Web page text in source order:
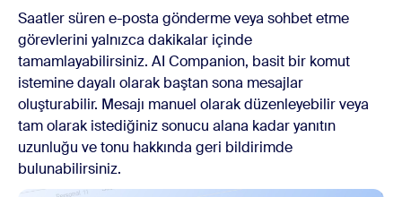
Saatler süren e-posta gönderme veya sohbet etme
görevlerini yalnızca dakikalar içinde
tamamlayabilirsiniz. AI Companion, basit bir komut
istemine dayalı olarak baştan sona mesajlar
oluşturabilir. Mesajı manuel olarak düzenleyebilir veya
tam olarak istediğiniz sonucu alana kadar yanıtın
uzunluğu ve tonu hakkında geri bildirimde
bulunabilirsiniz.